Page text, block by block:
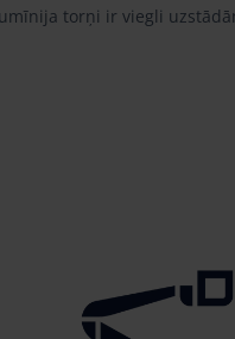
torņi ir viegli